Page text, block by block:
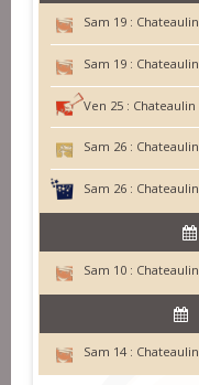
Sam 19 : Chateaulin
Sam 19 : Chateaulin
Ven 25 : Chateaulin
Sam 26 : Chateaulin
Sam 26 : Chateaulin
Sam 10 : Chateaulin
Sam 14 : Chateaulin